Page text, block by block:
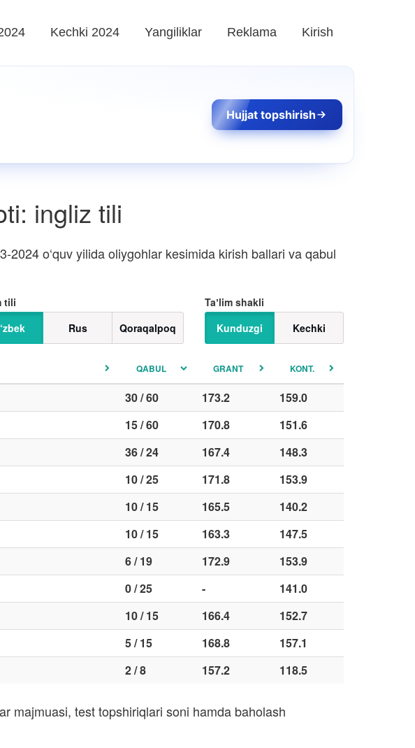
Kechki 2024 Yangiliklar Reklama Kirish
Hujjat topshirish
ingliz tili
2024 o‘quv yilida oliygohlar kesimida kirish ballari va qabul
Taʼlim shakli
Kunduzgi
Kechki
tili
Rus Qoraqalpoq
QABUL GRANT KONT.
30 / 60 173.2
159.0
15 / 60 170.8
151.6
36 / 24 167.4
148.3
10 / 25 171.8
153.9
10 / 15 165.5
140.2
10 / 15 163.3
147.5
6 / 19 172.9
153.9
0 / 25 -
141.0
10 / 15 166.4
152.7
5 / 15 168.8
157.1
2 / 8 157.2 118.5
majmuasi, test topshiriqlari soni hamda baholash